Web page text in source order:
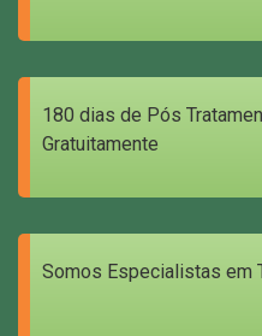
180 dias de Pós
Gratuitamente
Somos Especialistas em